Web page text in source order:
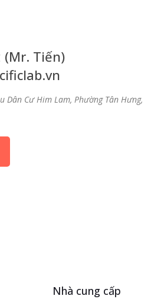
(Mr. Tiến)
Dân Cư Him Lam, Phường Tân Hưng,
Nhà cung cấp